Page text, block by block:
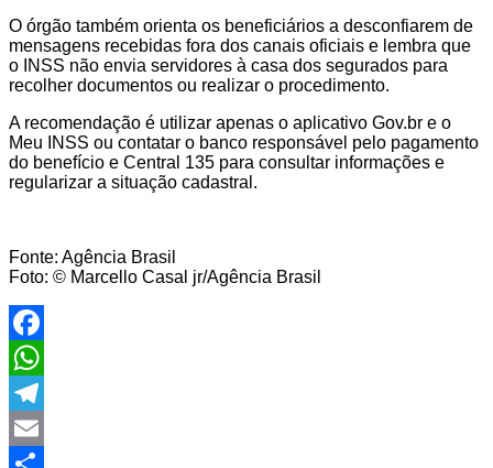
O órgão também orienta os beneficiários a desconfiarem de
mensagens recebidas fora dos canais oficiais e lembra que
o INSS não envia servidores à casa dos segurados para
recolher documentos ou realizar o procedimento.
A recomendação é utilizar apenas o aplicativo Gov.br e o
Meu INSS ou contatar o banco responsável pelo pagamento
do benefício e Central 135 para consultar informações e
regularizar a situação cadastral.
Fonte: Agência Brasil
Foto: © Marcello Casal jr/Agência Brasil
Facebook
WhatsApp
Telegram
Email